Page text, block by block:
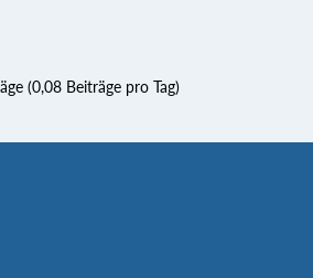
(0,08 Beiträge pro Tag)